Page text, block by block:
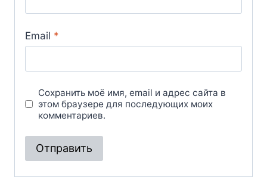
Email *
Сохранить моё имя, email и адрес сайта в
этом браузере для последующих моих
комментариев.